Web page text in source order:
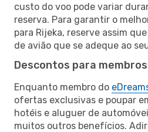
custo do voo pode variar
reserva. Para garantir o
para Rijeka, reserve assim
de avião que se adeque ao
Descontos para
Enquanto membro do
ofertas exclusivas e poupar
hotéis e aluguer de
muitos outros benefícios.